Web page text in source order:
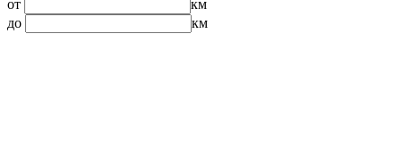
от
км
до
км